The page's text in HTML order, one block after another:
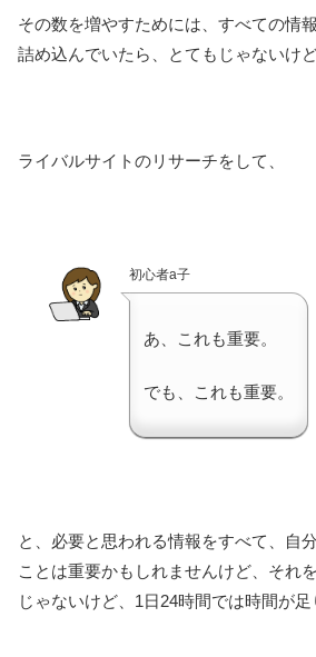
その数を増やすためには、すべての情
詰め込んでいたら、とてもじゃないけ
ライバルサイトのリサーチをして、
初心者a子
あ、これも重要。
でも、これも重要。
と、必要と思われる情報をすべて、自
ことは重要かもしれませんけど、それ
じゃないけど、1日24時間では時間が足